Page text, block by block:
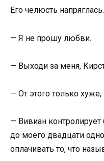
Его челюсть напряглась.
— Я не прошу любви.
— Выходи за меня,
— От этого только
— Вивиан
до моего двадцати
оплачивать то, что